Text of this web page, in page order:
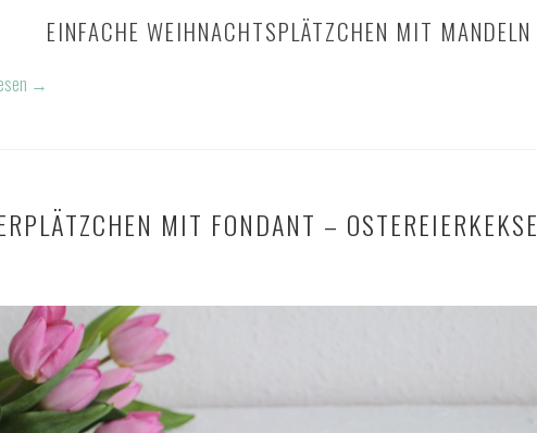
EINFACHE WEIHNACHTSPLÄTZCHEN MIT MANDELN
→
MIT FONDANT – OSTEREIERKEKSE